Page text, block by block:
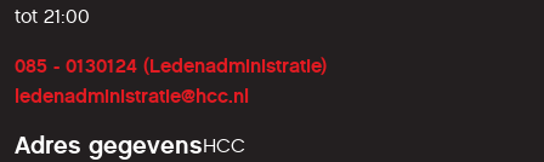
tot 21:00
085 - 0130124 (Ledenadministratie)
ledenadministratie@hcc.nl
Adres gegevensHCC